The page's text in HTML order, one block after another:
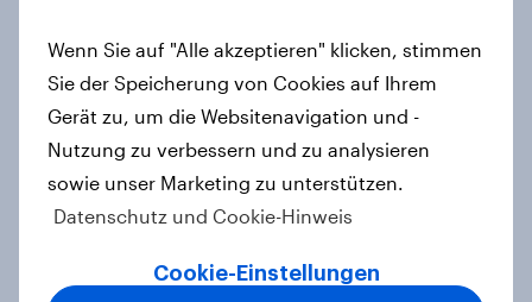
Mobiles Internet im Ausland: Für
viele Schweizer unverzichtbar,
jedoch sind Sorgen vor hohen
Roaming-Kosten verbreitet
Wenn Sie auf "Alle akzeptieren" klicken, stimmen
Sie der Speicherung von Cookies auf Ihrem
Gerät zu, um die Websitenavigation und -
Nutzung zu verbessern und zu analysieren
sowie unser Marketing zu unterstützen.
Datenschutz und Cookie-Hinweis
Cookie-Einstellungen